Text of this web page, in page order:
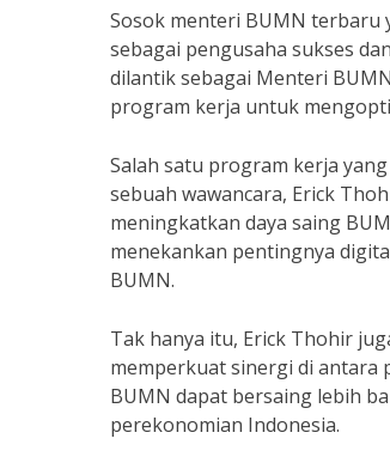
Sosok menteri BUMN terbaru
sebagai pengusaha sukses
dilantik sebagai Menteri
program kerja untuk
Salah satu program kerja
sebuah wawancara, Erick
meningkatkan daya saing
menekankan pentingnya
BUMN.
Tak hanya itu, Erick Thohir
memperkuat sinergi di antara
BUMN dapat bersaing lebih
perekonomian Indonesia.